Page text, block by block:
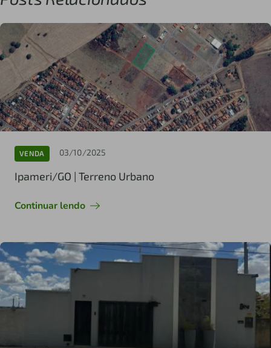
VENDA 03/10/2025
Ipameri/GO | Terreno Urbano
Continuar lendo